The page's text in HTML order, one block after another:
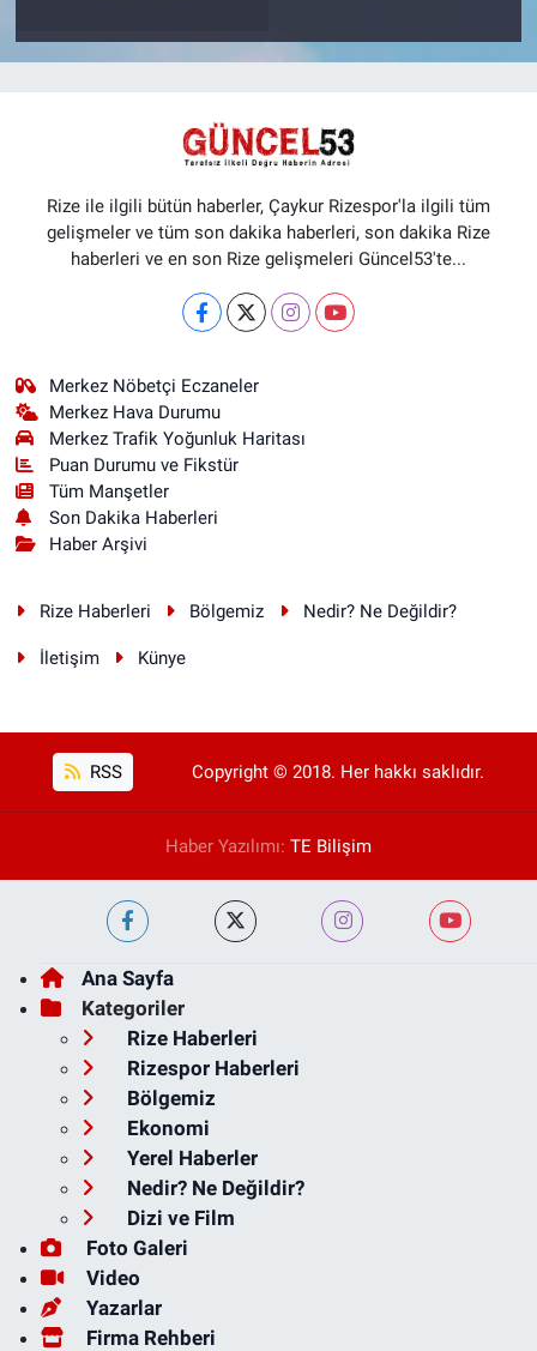
Rize ile ilgili bütün haberler, Çaykur Rizespor'la ilgili tüm
gelişmeler ve tüm son dakika haberleri, son dakika Rize
haberleri ve en son Rize gelişmeleri Güncel53'te...
Merkez Nöbetçi Eczaneler
Merkez Hava Durumu
Merkez Trafik Yoğunluk Haritası
Puan Durumu ve Fikstür
Tüm Manşetler
Son Dakika Haberleri
Haber Arşivi
Rize Haberleri Bölgemiz Nedir? Ne Değildir?
İletişim Künye
RSS Copyright © 2018. Her hakkı saklıdır.
Haber Yazılımı: TE Bilişim
Ana Sayfa
Kategoriler
Rize Haberleri
Rizespor Haberleri
Bölgemiz
Ekonomi
Yerel Haberler
Nedir? Ne Değildir?
Dizi ve Film
Foto Galeri
Video
Yazarlar
Firma Rehberi